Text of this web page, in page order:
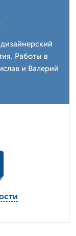
Работы в
и Валерий